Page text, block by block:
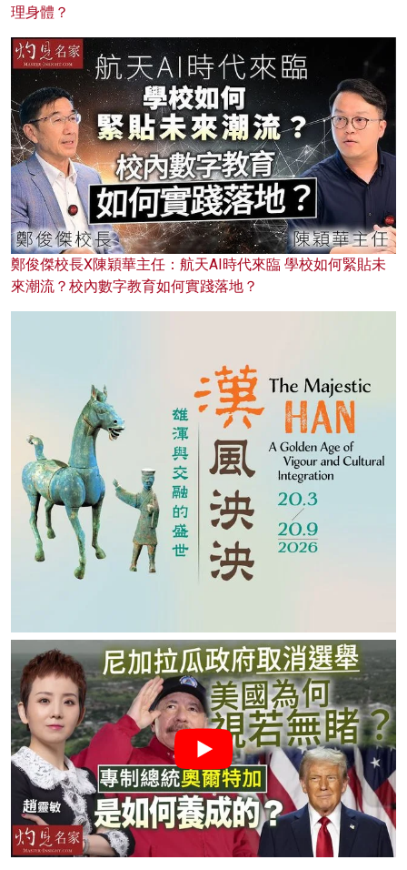
理身體？
鄭俊傑校長X陳穎華主任：航天AI時代來臨 學校如何緊貼未
來潮流？校內數字教育如何實踐落地？